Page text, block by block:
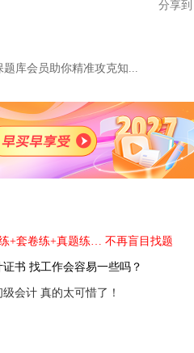
分享
库会员助你精准攻克知...
+套卷练+真题练… 不再盲目找题
证书 找工作会容易一些吗？
会计 真的太可惜了！